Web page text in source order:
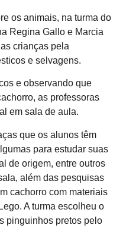
os animais, na turma do
Regina Gallo e Marcia
crianças pela
e selvagens.
e observando que
as professoras
em sala de aula.
que os alunos têm
para estudar suas
de origem, entre outros
além das pesquisas
cachorro com materiais
A turma escolheu o
pinguinhos pretos pelo